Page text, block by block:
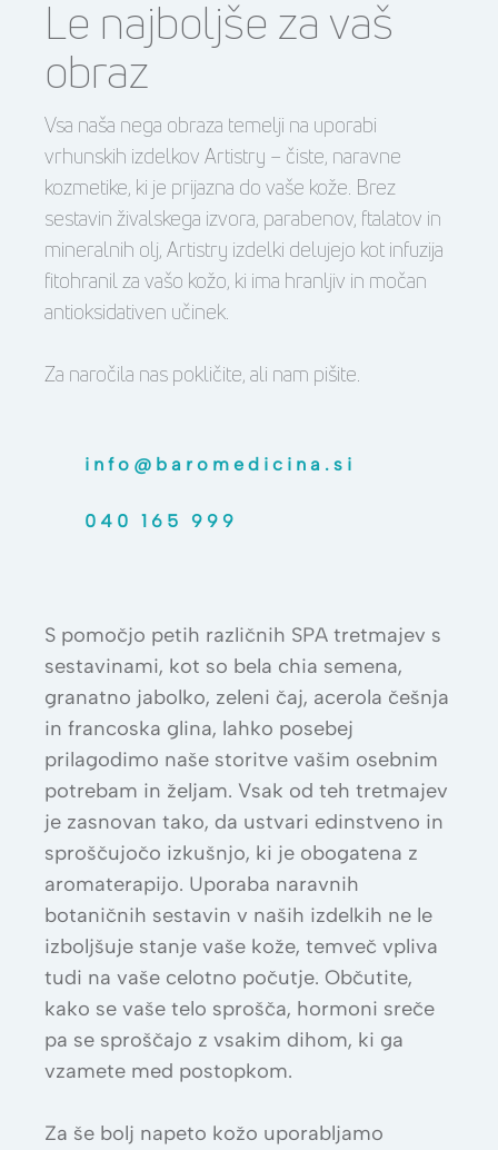
Le najboljše za vaš
obraz
Vsa naša nega obraza temelji na uporabi
vrhunskih izdelkov Artistry – čiste, naravne
kozmetike, ki je prijazna do vaše kože. Brez
sestavin živalskega izvora, parabenov, ftalatov in
mineralnih olj, Artistry izdelki delujejo kot infuzija
fitohranil za vašo kožo, ki ima hranljiv in močan
antioksidativen učinek.
Za naročila nas pokličite, ali nam pišite.
info@baromedicina.si
040 165 999
S pomočjo petih različnih SPA tretmajev s
sestavinami, kot so bela chia semena,
granatno jabolko, zeleni čaj, acerola češnja
in francoska glina, lahko posebej
prilagodimo naše storitve vašim osebnim
potrebam in željam. Vsak od teh tretmajev
je zasnovan tako, da ustvari edinstveno in
sproščujočo izkušnjo, ki je obogatena z
aromaterapijo. Uporaba naravnih
botaničnih sestavin v naših izdelkih ne le
izboljšuje stanje vaše kože, temveč vpliva
tudi na vaše celotno počutje. Občutite,
kako se vaše telo sprošča, hormoni sreče
pa se sproščajo z vsakim dihom, ki ga
vzamete med postopkom.
Za še bolj napeto kožo uporabljamo